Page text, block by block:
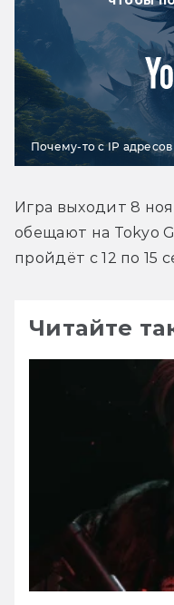
Почему-то с IP
Игра выходит 8
обещают на Tokyo
пройдёт с 12 по 15
Читайте